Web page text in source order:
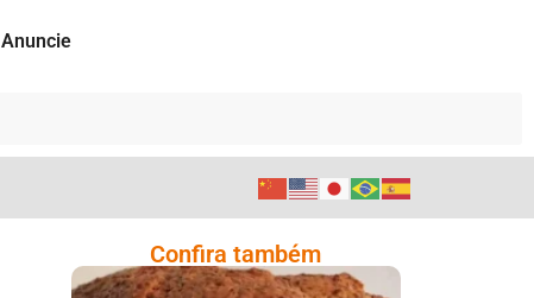
Anuncie
Confira também